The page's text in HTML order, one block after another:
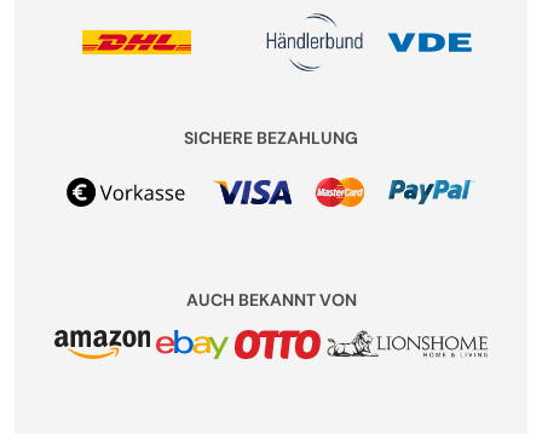
SICHERE BEZAHLUNG
AUCH BEKANNT VON